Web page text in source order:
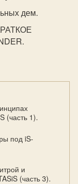
дем.
(часть 1).
под iS-
и
(часть 3).